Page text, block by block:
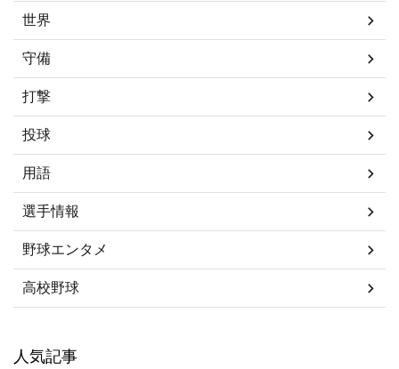
世界
守備
打撃
投球
用語
選手情報
野球エンタメ
高校野球
人気記事